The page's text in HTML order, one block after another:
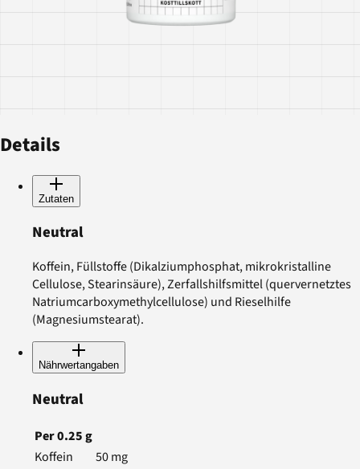
Details
Zutaten
Neutral
Koffein, Füllstoffe (Dikalziumphosphat, mikrokristalline
Cellulose, Stearinsäure), Zerfallshilfsmittel (quervernetztes
Natriumcarboxymethylcellulose) und Rieselhilfe
(Magnesiumstearat).
Nährwertangaben
Neutral
Per0.25g
Koffein
50mg